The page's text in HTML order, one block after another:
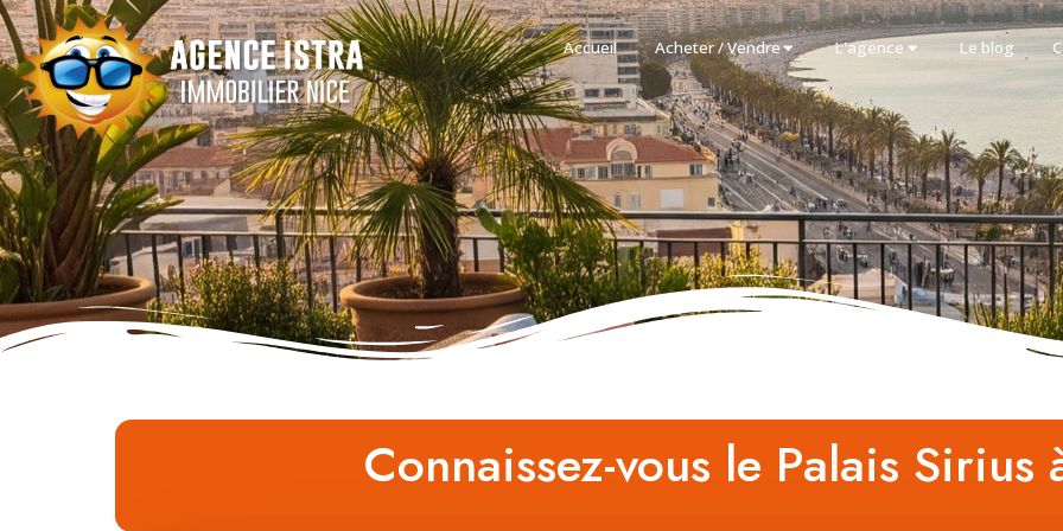
Accueil Acheter / Vendre L'agence Le blog
Connaissez-vous le Palais Sirius